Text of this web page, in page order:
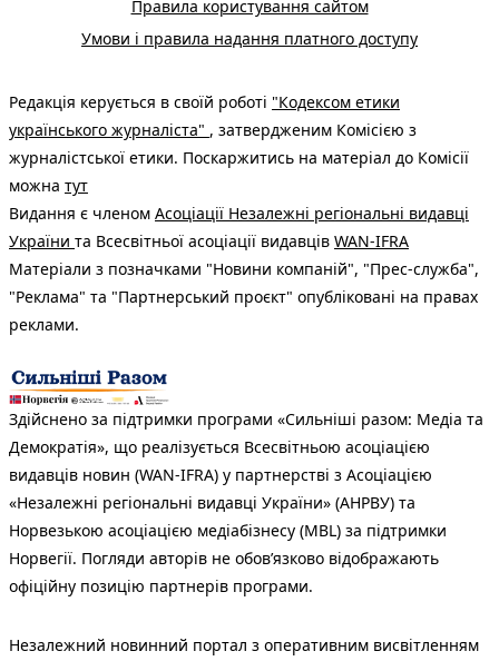
Правила користування сайтом
Умови і правила надання платного доступу
Редакція керується в своїй роботі "Кодексом етики
українського журналіста" , затвердженим Комісією з
журналістської етики. Поскаржитись на матеріал до Комісії
можна тут
Видання є членом Асоціації Незалежні регіональні видавці
України та Всесвітньої асоціації видавців WAN-IFRA
Матеріали з позначками "Новини компаній", "Прес-служба",
"Реклама" та "Партнерський проєкт" опубліковані на правах
реклами.
Здійснено за підтримки програми «Сильніші разом: Медіа та
Демократія», що реалізується Всесвітньою асоціацією
видавців новин (WAN-IFRA) у партнерстві з Асоціацією
«Незалежні регіональні видавці України» (АНРВУ) та
Норвезькою асоціацією медіабізнесу (MBL) за підтримки
Норвегії. Погляди авторів не обов’язково відображають
офіційну позицію партнерів програми.
Незалежний новинний портал з оперативним висвітленням